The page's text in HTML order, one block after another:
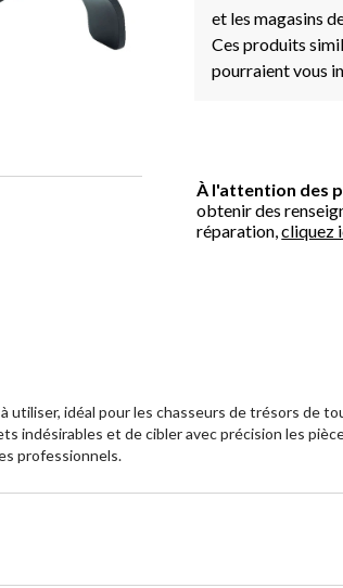
et les magasins
Ces produits
pourraient vous
À l'attention des
obtenir des
réparation,cliquez
idéal pour les chasseurs de trésors de
et de cibler avec précision les
professionnels.